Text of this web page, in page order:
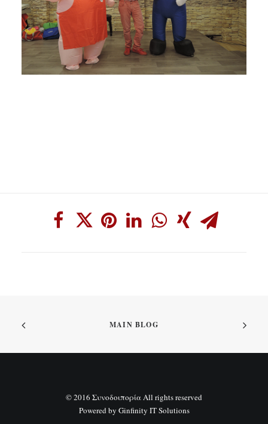
MAIN BLOG
© 2016 Συνοδοιπορία All rights reserved
Powered by Ginfinity IT Solutions